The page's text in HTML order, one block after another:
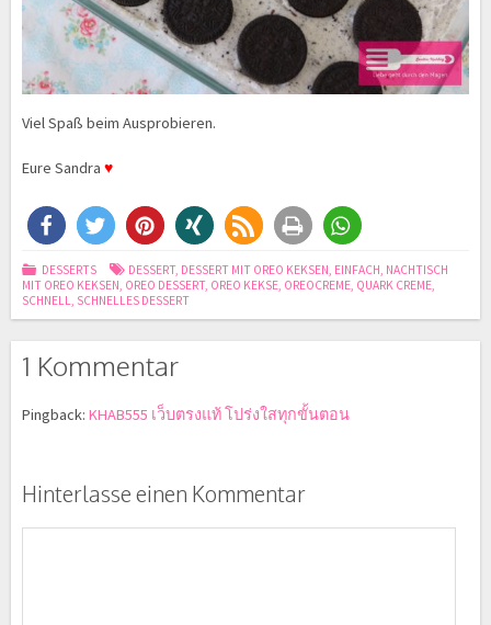
Viel Spaß beim Ausprobieren.
Eure Sandra ♥
DESSERTS DESSERT, DESSERT MIT OREO KEKSEN, EINFACH, NACHTISCH
MIT OREO KEKSEN, OREO DESSERT, OREO KEKSE, OREOCREME, QUARK CREME,
SCHNELL, SCHNELLES DESSERT
1 Kommentar
Pingback: KHAB555 เว็บตรงแท้ โปร่งใสทุกขั้นตอน
Hinterlasse einen Kommentar